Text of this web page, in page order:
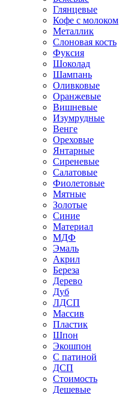
Глянцевые
Кофе с молоком
Металлик
Слоновая кость
Фуксия
Шоколад
Шампань
Оливковые
Оранжевые
Вишневые
Изумрудные
Венге
Ореховые
Янтарные
Сиреневые
Салатовые
Фиолетовые
Мятные
Золотые
Синие
Материал
МДФ
Эмаль
Акрил
Береза
Дерево
Дуб
ЛДСП
Массив
Пластик
Шпон
Экошпон
С патиной
ДСП
Стоимость
Дешевые